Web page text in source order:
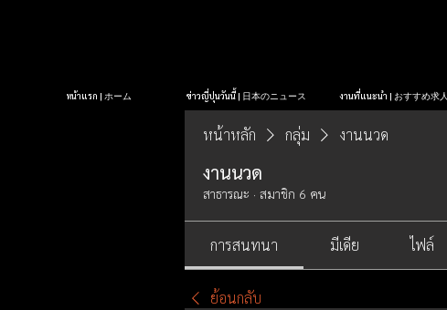
หน้าแรก | ホーム ข่าวญี่ปุ่นวันนี้ | 日本のニュース งานที่แนะนำ | おすすめ求人
หน้าหลัก กลุ่ม งานนวด
งานนวด
สาธารณะ · สมาชิก 6 คน
การสนทนา มีเดีย ไฟล์
ย้อนกลับ